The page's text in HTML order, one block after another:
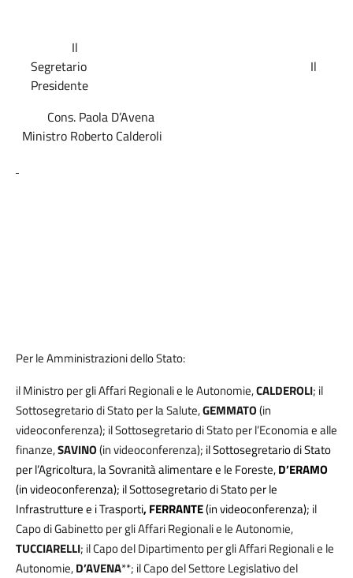
Il
Segretario
Il
Presidente
Cons. Paola D’Avena
Ministro Roberto Calderoli
Per le Amministrazioni dello Stato:
il Ministro per gli Affari Regionali e le Autonomie,CALDEROLI; il
Sottosegretario di Stato per la Salute,GEMMATO(in
videoconferenza); il Sottosegretario di Stato per l’Economia e alle
finanze,SAVINO(in videoconferenza); il Sottosegretario di Stato
per l’Agricoltura, la Sovranità alimentare e le Foreste,D’ERAMO
(in videoconferenza); il Sottosegretario di Stato per le
Infrastrutture e i Trasporti, FERRANTE(in videoconferenza); il
Capo di Gabinetto per gli Affari Regionali e le Autonomie,
TUCCIARELLI; il Capo del Dipartimento per gli Affari Regionali e le
Autonomie,D’AVENA**; il Capo del Settore Legislativo del